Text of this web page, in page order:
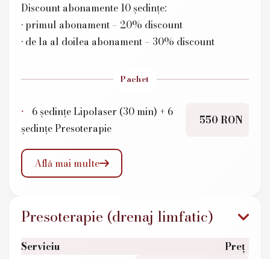
Discount abonamente 10 ședințe:
• primul abonament – 20% discount
• de la al doilea abonament – 30% discount
Pachet
6 ședințe Lipolaser (30 min) + 6
ședințe Presoterapie
550 RON
Află mai multe
Presoterapie (drenaj limfatic)
Serviciu
Preț